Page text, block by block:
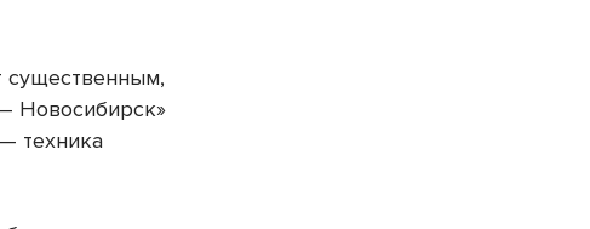
существенным,
Новосибирск»
техника